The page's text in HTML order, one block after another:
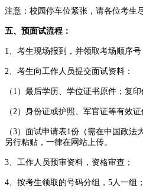
注意：校园停车位紧张，请各位考生
五、预面试流程：
1、考生现场报到，并领取考场顺序号
2、考生向工作人员提交面试资料：
（1）最后学历、学位证书原件；复印
（2）身份证或护照、军官证等有效
（3）面试申请表1份（需在中国政
另行粘贴，一律在网站上传。
3、工作人员预审资料，资格审查；
4、按考生领取的号码分组，5人一组；